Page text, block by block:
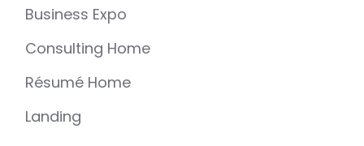
Business Expo
Consulting Home
Résumé Home
Landing